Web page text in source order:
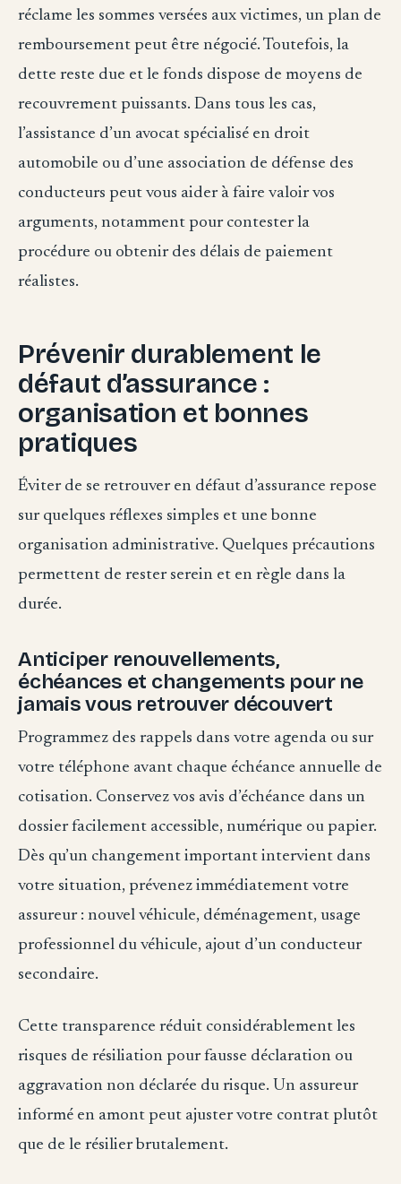
réclame les sommes versées aux victimes, un plan de
remboursement peut être négocié. Toutefois, la
dette reste due et le fonds dispose de moyens de
recouvrement puissants. Dans tous les cas,
l’assistance d’un avocat spécialisé en droit
automobile ou d’une association de défense des
conducteurs peut vous aider à faire valoir vos
arguments, notamment pour contester la
procédure ou obtenir des délais de paiement
réalistes.
Prévenir durablement le
défaut d’assurance :
organisation et bonnes
pratiques
Éviter de se retrouver en défaut d’assurance repose
sur quelques réflexes simples et une bonne
organisation administrative. Quelques précautions
permettent de rester serein et en règle dans la
durée.
Anticiper renouvellements,
échéances et changements pour ne
jamais vous retrouver découvert
Programmez des rappels dans votre agenda ou sur
votre téléphone avant chaque échéance annuelle de
cotisation. Conservez vos avis d’échéance dans un
dossier facilement accessible, numérique ou papier.
Dès qu’un changement important intervient dans
votre situation, prévenez immédiatement votre
assureur : nouvel véhicule, déménagement, usage
professionnel du véhicule, ajout d’un conducteur
secondaire.
Cette transparence réduit considérablement les
risques de résiliation pour fausse déclaration ou
aggravation non déclarée du risque. Un assureur
informé en amont peut ajuster votre contrat plutôt
que de le résilier brutalement.